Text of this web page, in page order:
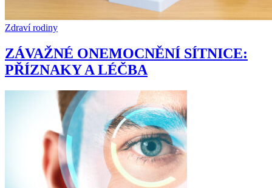
Zdraví rodiny
ZÁVAŽNÉ ONEMOCNĚNÍ SÍTNICE:
PŘÍZNAKY A LÉČBA